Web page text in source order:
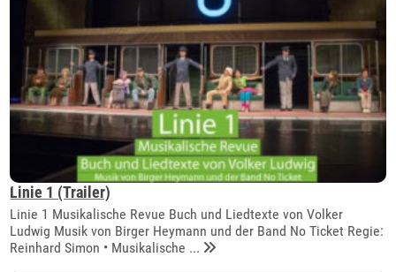
Linie 1 (Trailer)
Linie 1 Musikalische Revue Buch und Liedtexte von Volker
Ludwig Musik von Birger Heymann und der Band No Ticket Regie:
Reinhard Simon • Musikalische ...